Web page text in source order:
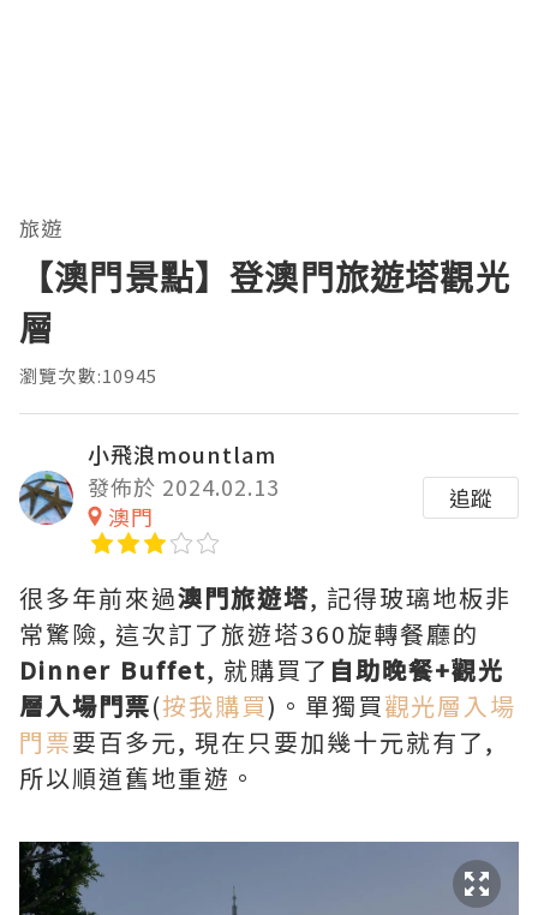
旅遊
【澳門景點】登澳門旅遊塔觀光
層
瀏覽次數:10945
小飛浪mountlam
發佈於 2024.02.13
澳門
追蹤
很多年前來過澳門旅遊塔, 記得玻璃地板非
常驚險, 這次訂了旅遊塔360旋轉餐廳的
Dinner Buffet, 就購買了 自助晚餐+觀光
層入場門票(按我購買)。單獨買觀光層入場
門票要百多元, 現在只要加幾十元就有了,
所以順道舊地重遊。